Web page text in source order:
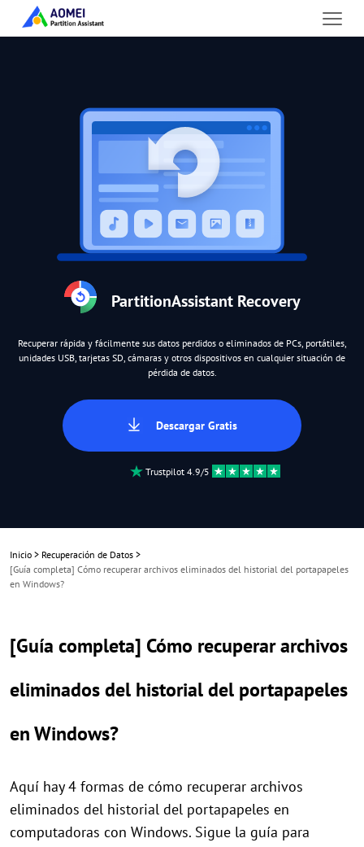
PartitionAssistant Recovery
Recuperar rápida y fácilmente sus datos perdidos o eliminados de PCs, portátiles,
unidades USB, tarjetas SD, cámaras y otros dispositivos en cualquier situación de
pérdida de datos.
Descargar Gratis
Trustpilot 4.9/5
Inicio > Recuperación de Datos >
[Guía completa] Cómo recuperar archivos eliminados del historial del portapapeles
en Windows?
[Guía completa] Cómo recuperar archivos
eliminados del historial del portapapeles
en Windows?
Aquí hay 4 formas de cómo recuperar archivos
eliminados del historial del portapapeles en
computadoras con Windows. Sigue la guía para